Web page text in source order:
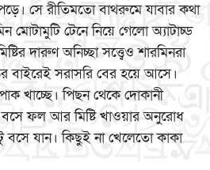
সে রীতিমতো বাথরুমে যাবার কথা
মোটামুটি টেনে নিয়ে গেলো অ্যাটাচ্ড
দারুণ অনিচ্ছা সত্ত্বেও শারমিনরা
সরাসরি বের হয়ে আসে।
খাচ্ছে। পিছন থেকে দোকানী
ফল আর মিষ্টি খাওয়ার অনুরোধ
যান। কিছুই না খেলেতো কাকা